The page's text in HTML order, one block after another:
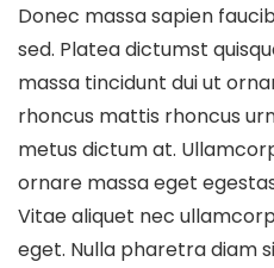
Donec massa sapien
sed. Platea dictumst
massa tincidunt dui ut
rhoncus mattis rhoncus
metus dictum at.
ornare massa eget
Vitae aliquet nec
eget. Nulla pharetra diam